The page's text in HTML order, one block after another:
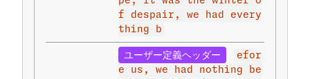
f despair, we had every
thing b
ユーザー定義ヘッダー
efor
e us, we had nothing be